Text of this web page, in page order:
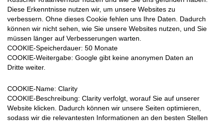
Diese Erkenntnisse nutzen wir, um unsere Websites zu
verbessern. Ohne dieses Cookie fehlen uns Ihre Daten. Dadurch
können wir nicht sehen, wie Sie unsere Websites nutzen, und Sie
müssen länger auf Verbesserungen warten.
COOKIE-Speicherdauer: 50 Monate
COOKIE-Weitergabe: Google gibt keine anonymen Daten an
Dritte weiter.
COOKIE-Name: Clarity
COOKIE-Beschreibung: Clarity verfolgt, worauf Sie auf unserer
Website klicken. Dadurch können wir unsere Seiten optimieren,
sodass wir die relevantesten Informationen an den besten Stellen